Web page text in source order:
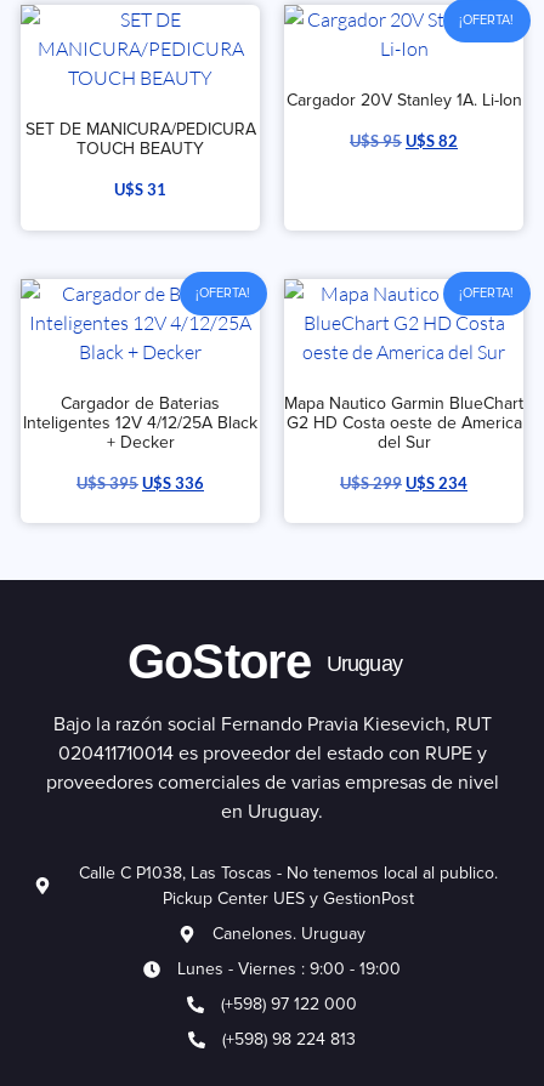
SET DE MANICURA/PEDICURA
TOUCH BEAUTY
U$S31
¡OFERTA!
Cargador 20V Stanley 1A. Li-Ion
U$S95U$S82
¡OFERTA!
Cargador de Baterias
Inteligentes 12V 4/12/25A Black
+ Decker
U$S395U$S336
¡OFERTA!
Mapa Nautico Garmin BlueChart
G2 HD Costa oeste de America
del Sur
U$S299U$S234
GoStore Uruguay
Bajo la razón social Fernando Pravia Kiesevich, RUT
020411710014 es proveedor del estado con RUPE y
proveedores comerciales de varias empresas de nivel
en Uruguay.
Calle C P1038, Las Toscas - No tenemos local al publico.
Pickup Center UES y GestionPost
Canelones. Uruguay
Lunes - Viernes : 9:00 - 19:00
(+598) 97 122 000
(+598) 98 224 813